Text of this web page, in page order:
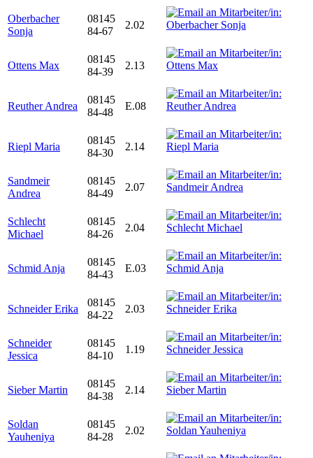
Oberbacher
Sonja
08145
84-67
2.02
Ottens Max
08145
84-39
2.13
Reuther Andrea
08145
84-48
E.08
Riepl Maria
08145
84-30
2.14
Sandmeir
Andrea
08145
84-49
2.07
Schlecht
Michael
08145
84-26
2.04
Schmid Anja
08145
84-43
E.03
Schneider Erika
08145
84-22
2.03
Schneider
Jessica
08145
84-10
1.19
Sieber Martin
08145
84-38
2.14
Soldan
Yauheniya
08145
84-28
2.02